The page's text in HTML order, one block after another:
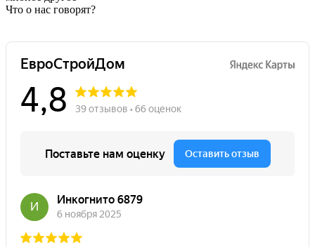
Что о нас говорят?